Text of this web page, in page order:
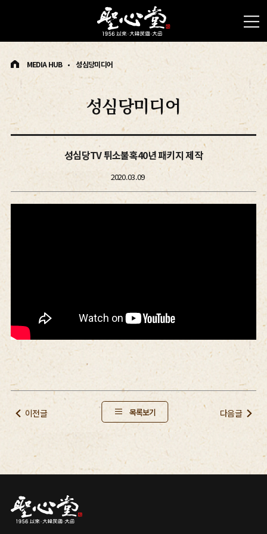
MEDIA HUB 성심당미디어
성심당미디어
성심당TV 튀소불혹40년 패키지 제작
2020.03.09
이전글 목록보기 다음글